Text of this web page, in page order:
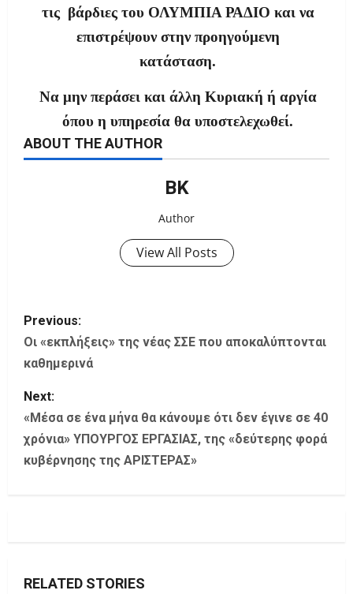
τις βάρδιες του ΟΛΥΜΠΙΑ ΡΑΔΙΟ και να
επιστρέψουν στην προηγούμενη
κατάσταση.
Να μην περάσει και άλλη Κυριακή ή αργία
όπου η υπηρεσία θα υποστελεχωθεί.
ABOUT THE AUTHOR
ΒΚ
Author
View All Posts
P
o
t
n
g
Previous:
Οι «εκπλήξεις» της νέας ΣΣΕ που αποκαλύπτονται
καθημερινά
Next:
«Μέσα σε ένα μήνα θα κάνουμε ότι δεν έγινε σε 40
χρόνια» ΥΠΟΥΡΓΟΣ ΕΡΓΑΣΙΑΣ, της «δεύτερης φορά
κυβέρνησης της ΑΡΙΣΤΕΡΑΣ»
RELATED STORIES